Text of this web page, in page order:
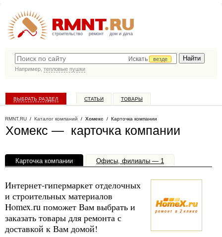
строительство ремонт дом и дача
Искать
везде
Например, тепловые пушки
ВЫБРАТЬ РАЗДЕЛ СТАТЬИ ТОВАРЫ
RMNT.RU / Каталог компаний / Хомекс / Карточка компании
Хомекс — карточка компании
Карточка компании Офисы, филиалы — 1
Интернет-гипермаркет отделочных
и строительных материалов
Homex.ru поможет Вам выбрать и
заказать товары для ремонта с
доставкой к Вам домой!